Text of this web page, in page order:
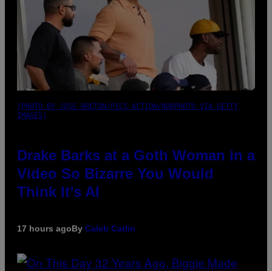
(PHOTO BY JOSE BRETON/PICS ACTION/NURPHOTO VIA GETTY
IMAGES)
Drake Barks at a Goth Woman in a
Video So Bizarre You Would
Think It’s AI
17 hours agoBy Caleb Catlin